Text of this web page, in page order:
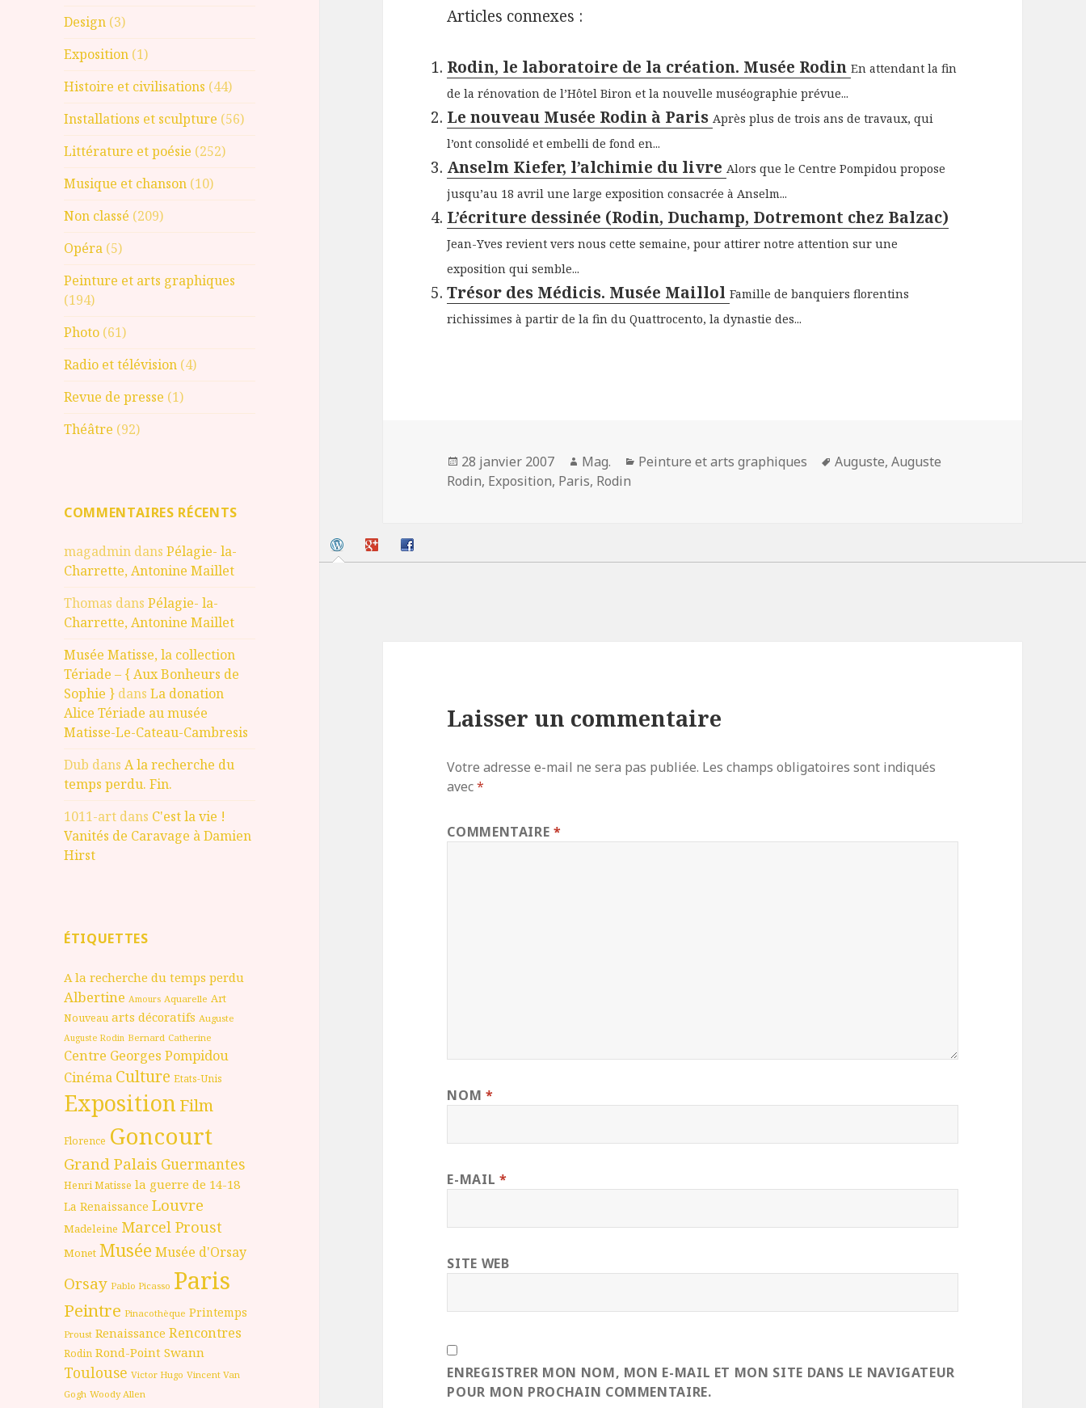
Design (3)
Exposition (1)
Histoire et civilisations (44)
Installations et sculpture (56)
Littérature et poésie (252)
Musique et chanson (10)
Non classé (209)
Opéra (5)
Peinture et arts graphiques
(194)
Photo (61)
Radio et télévision (4)
Revue de presse (1)
Théâtre (92)
COMMENTAIRES RÉCENTS
magadmin dansPélagie- la-
Charrette, Antonine Maillet
Thomas dansPélagie- la-
Charrette, Antonine Maillet
Musée Matisse, la collection
Tériade – { Aux Bonheurs de
Sophie } dansLa donation
Alice Tériade au musée
Matisse-Le-Cateau-Cambresis
Dub dansA la recherche du
temps perdu. Fin.
1011-art dans C'est la vie !
Vanités de Caravage à Damien
Hirst
ÉTIQUETTES
A la recherche du temps perdu
Albertine Amours Aquarelle Art
Nouveau arts décoratifs Auguste
Auguste Rodin Bernard Catherine
Centre Georges Pompidou
Cinéma Culture Etats-Unis
ExpositionFilm
Florence Goncourt
Grand Palais Guermantes
Henri Matisse la guerre de 14-18
La Renaissance Louvre
Madeleine Marcel Proust
Monet Musée Musée d'Orsay
Orsay Pablo Picasso Paris
Peintre Pinacothèque Printemps
Proust Renaissance Rencontres
Rodin Rond-Point Swann
Toulouse Victor Hugo Vincent Van
Gogh Woody Allen
Articles connexes :
Rodin, le laboratoire de la création. Musée RodinEn attendant la fin
de la rénovation de l’Hôtel Biron et la nouvelle muséographie prévue...
Le nouveau Musée Rodin à ParisAprès plus de trois ans de travaux, qui
l’ont consolidé et embelli de fond en...
Anselm Kiefer, l’alchimie du livreAlors que le Centre Pompidou propose
jusqu’au 18 avril une large exposition consacrée à Anselm...
L’écriture dessinée (Rodin, Duchamp, Dotremont chez Balzac)
Jean-Yves revient vers nous cette semaine, pour attirer notre attention sur une
exposition qui semble...
Trésor des Médicis. Musée MaillolFamille de banquiers florentins
richissimes à partir de la fin du Quattrocento, la dynastie des...
Publié
le
28 janvier 2007 Auteur
Mag. Catégories
Peinture et arts graphiques
Mots-
Auguste,Auguste
Rodin, Exposition, Paris, Rodin
Laisser un commentaire
Votre adresse e-mail ne sera pas publiée. Les champs obligatoires sont indiqués
avec*
COMMENTAIRE*
NOM *
E-MAIL *
SITE WEB
ENREGISTRER MON NOM, MON E-MAIL ET MON SITE DANS LE NAVIGATEUR
POUR MON PROCHAIN COMMENTAIRE.